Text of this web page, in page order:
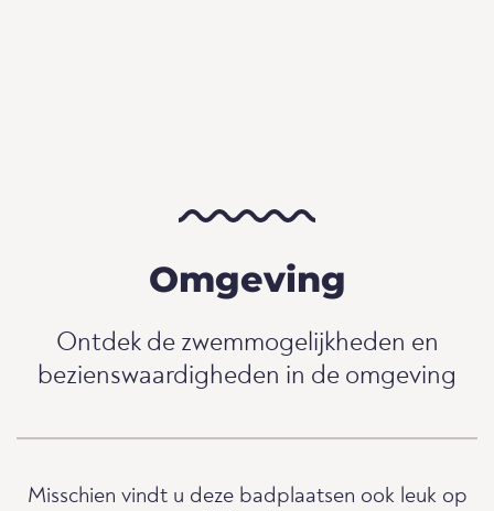
Omgeving
Ontdek de zwemmogelijkheden en
bezienswaardigheden in de omgeving
Misschien vindt u deze badplaatsen ook leuk op